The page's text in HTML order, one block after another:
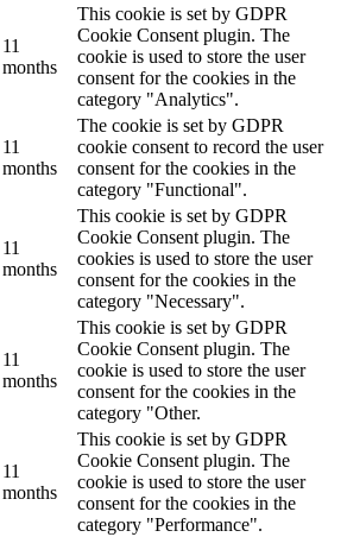
11
months
This cookie is set by GDPR
Cookie Consent plugin. The
cookie is used to store the user
consent for the cookies in the
category "Analytics".
11
months
The cookie is set by GDPR
cookie consent to record the user
consent for the cookies in the
category "Functional".
11
months
This cookie is set by GDPR
Cookie Consent plugin. The
cookies is used to store the user
consent for the cookies in the
category "Necessary".
11
months
This cookie is set by GDPR
Cookie Consent plugin. The
cookie is used to store the user
consent for the cookies in the
category "Other.
11
months
This cookie is set by GDPR
Cookie Consent plugin. The
cookie is used to store the user
consent for the cookies in the
category "Performance".